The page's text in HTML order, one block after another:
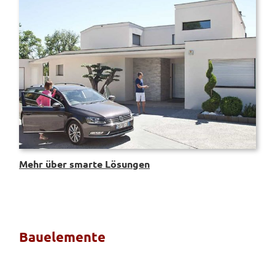
Mehr über smarte Lösungen
Bauelemente